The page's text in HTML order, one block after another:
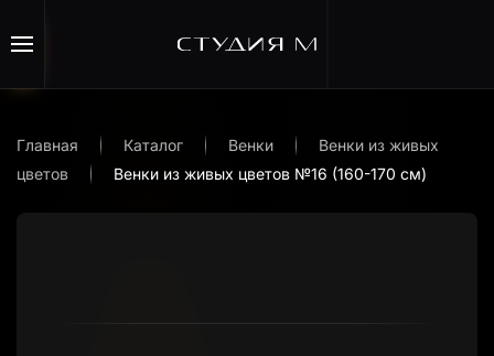
Перейти к содержимому
Главная Каталог Венки
Венки из живых
цветов
Венки из живых цветов №16 (160-170 см)